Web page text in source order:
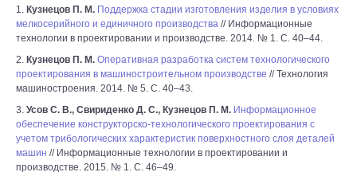
1. Кузнецов П. М. Поддержка стадии изготовления изделия в условиях
мелкосерийного и единичного производства // Информационные
технологии в проектировании и производстве. 2014. № 1. С. 40–44.
2. Кузнецов П. М. Оперативная разработка систем технологического
проектирования в машиностроительном производстве // Технология
машиностроения. 2014. № 5. С. 40–43.
3. Усов С. В., Свириденко Д. С., Кузнецов П. М. Информационное
обеспечение конструкторско-технологического проектирования с
учетом трибологических характеристик поверхностного слоя деталей
машин // Информационные технологии в проектировании и
производстве. 2015. № 1. С. 46–49.